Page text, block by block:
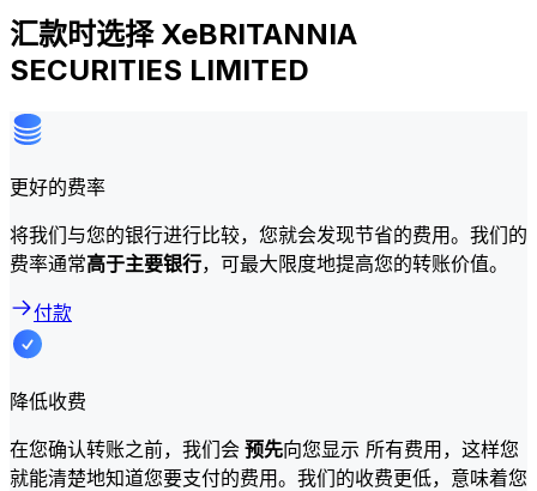
汇款时选择 XeBRITANNIA
SECURITIES LIMITED
更好的费率
将我们与您的银行进行比较，您就会发现节省的费用。我们的
费率通常高于主要银行，可最大限度地提高您的转账价值。
付款
降低收费
在您确认转账之前，我们会 预先向您显示 所有费用，这样您
就能清楚地知道您要支付的费用。我们的收费更低，意味着您